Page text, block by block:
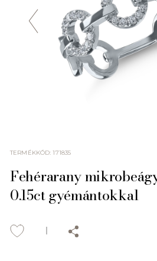
TERMÉKKÓD:171835
Fehérarany
0.15ct gyémántokkal